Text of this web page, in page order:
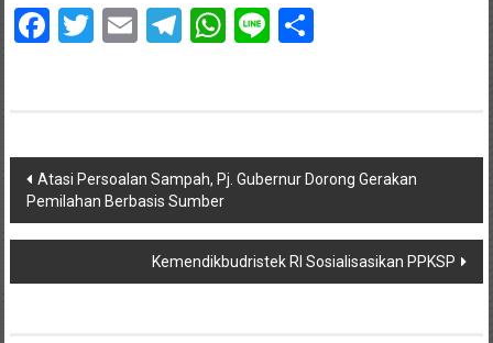
Facebook
Twitter
EmailTelegram
WhatsApp
LineShare
Navigasi
pos
Atasi Persoalan Sampah, Pj. Gubernur Dorong Gerakan
Pemilahan Berbasis Sumber
Kemendikbudristek RI Sosialisasikan PPKSP